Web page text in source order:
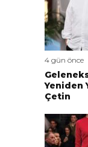
4 gün önce
Yeniden
Çetin